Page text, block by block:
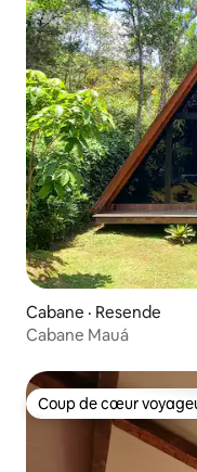
Cabane · Resende
Cabane Mauá
Coup de cœur
Coup de cœur